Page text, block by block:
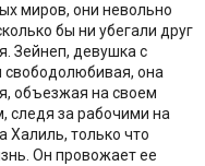
миров, они невольно
бы ни убегали друг
Зейнеп, девушка с
свободолюбивая, она
объезжая на своем
следя за рабочими на
только что
Он провожает ее